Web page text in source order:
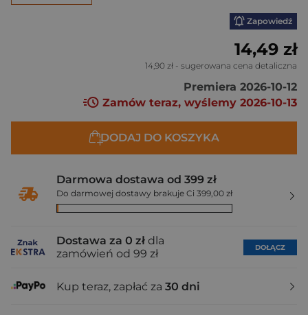
Zapowiedź
14,49 zł
14,90 zł - sugerowana cena detaliczna
Premiera 2026-10-12
Zamów teraz, wyślemy 2026-10-13
DODAJ DO KOSZYKA
Darmowa dostawa od 399 zł
Do darmowej dostawy brakuje Ci 399,00 zł
Dostawa za 0 zł dla
zamówień od 99 zł
DOŁĄCZ
Kup teraz, zapłać za 30 dni